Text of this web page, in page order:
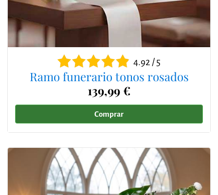
4.92 / 5
Ramo funerario tonos rosados
139,99 €
Comprar